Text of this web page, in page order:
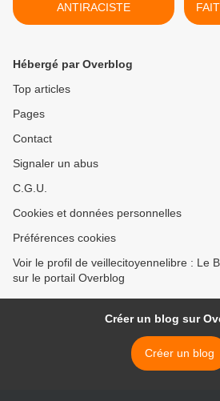
ANTIRACISTE
Hébergé par Overblog
Top articles
Pages
Contact
Signaler un abus
C.G.U.
Cookies et données personnelles
Préférences cookies
Voir le profil de veillecitoyennelibre : Le
sur le portail Overblog
Créer un blog sur
Créer un blog